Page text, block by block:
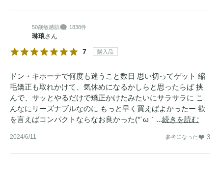
50歳敏感肌 1838件
琳琅さん
7 購入品
ドン・キホーテで何度も迷うこと数日 思い切ってゲット 縮
毛矯正も取れかけて、気休めになるかしらと思ったらば 挟
んで、サッとやるだけで矯正かけたみたいにサラサラに こ
んなにリーズナブルなのに もっと早く買えばよかったー 欲
を言えばコンパクトならなお良かった(*´ω｀...続きを読む
2024/6/11 参考になった 3